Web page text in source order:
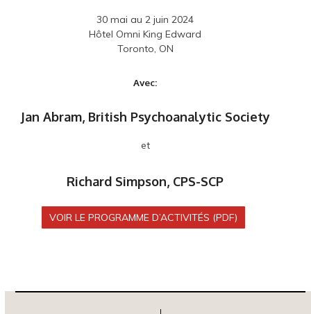
30 mai au 2 juin 2024
Hôtel Omni King Edward
Toronto, ON
Avec:
Jan Abram, British Psychoanalytic Society
et
Richard Simpson, CPS-SCP
VOIR LE PROGRAMME D’ACTIVITÉS (PDF)